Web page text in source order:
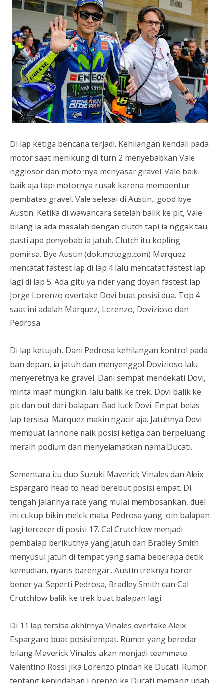
Di lap ketiga bencana terjadi. Kehilangan kendali pada
motor saat menikung di turn 2 menyebabkan Vale
ngglosor dan motornya menyasar gravel. Vale baik-
baik aja tapi motornya rusak karena membentur
pembatas gravel. Vale selesai di Austin.. good bye
Austin. Ketika di wawancara setelah balik ke pit, Vale
bilang ia ada masalah dengan clutch tapi ia nggak tau
pasti apa penyebab ia jatuh. Clutch itu kopling
pemirsa. Bye Austin (dok.motogp.com) Marquez
mencatat fastest lap di lap 4 lalu mencatat fastest lap
lagi di lap 5. Ada gitu ya rider yang doyan fastest lap.
Jorge Lorenzo overtake Dovi buat posisi dua. Top 4
saat ini adalah Marquez, Lorenzo, Dovizioso dan
Pedrosa.
Di lap ketujuh, Dani Pedrosa kehilangan kontrol pada
ban depan, ia jatuh dan menyenggol Dovizioso lalu
menyeretnya ke gravel. Dani sempat mendekati Dovi,
minta maaf mungkin. lalu balik ke trek. Dovi balik ke
pit dan out dari balapan. Bad luck Dovi. Empat belas
lap tersisa. Marquez makin ngacir aja. Jatuhnya Dovi
membuat Iannone naik posisi ketiga dan berpeluang
meraih podium dan menyelamatkan nama Ducati.
Sementara itu duo Suzuki Maverick Vinales dan Aleix
Espargaro head to head berebut posisi empat. Di
tengah jalannya race yang mulai membosankan, duel
ini cukup bikin melek mata. Pedrosa yang join balapan
lagi tercecer di posisi 17. Cal Crutchlow menjadi
pembalap berikutnya yang jatuh dan Bradley Smith
menyusul jatuh di tempat yang sama beberapa detik
kemudian, nyaris barengan. Austin treknya horor
bener ya. Seperti Pedrosa, Bradley Smith dan Cal
Crutchlow balik ke trek buat balapan lagi.
Di 11 lap tersisa akhirnya Vinales overtake Aleix
Espargaro buat posisi empat. Rumor yang beredar
bilang Maverick Vinales akan menjadi teammate
Valentino Rossi jika Lorenzo pindah ke Ducati. Rumor
tentang kepindahan Lorenzo ke Ducati memang udah